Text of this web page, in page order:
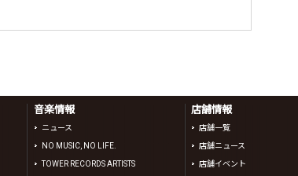
音楽情報
ニュース
NO MUSIC, NO LIFE.
TOWER RECORDS ARTISTS
店舗情報
店舗一覧
店舗ニュース
店舗イベント